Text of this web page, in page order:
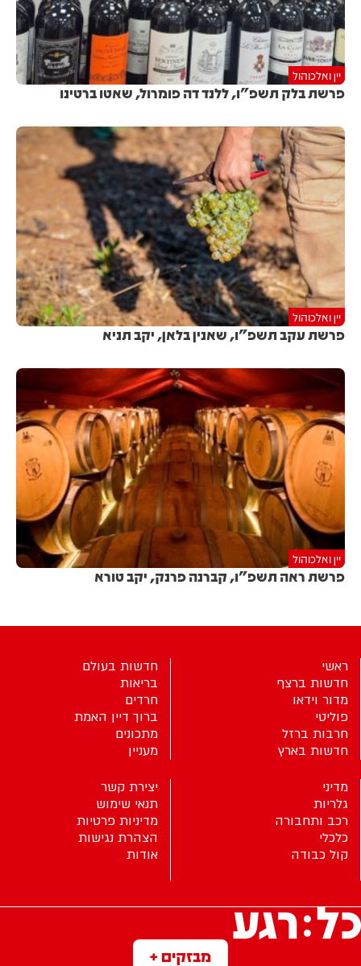
יין ואלכוהול
פרשת בלק תשפ"ו, ללנד דה פומרול, שאטו ברטינו
יין ואלכוהול
פרשת עקב תשפ"ו, שאנין בלאן, יקב תניא
יין ואלכוהול
פרשת ראה תשפ"ו, קברנה פרנק, יקב טורא
מבזקים +
ראשי
חדשות ברצף
מדור וידאו
פוליטי
חרבות ברזל
חדשות בארץ
חדשות בעולם
בריאות
חרדים
ברוך דיין האמת
מתכונים
מעניין
מדיני
גלריות
רכב ותחבורה
כלכלי
קול כבודה
יצירת קשר
תנאי שימוש
מדיניות פרטיות
הצהרת נגישות
אודות